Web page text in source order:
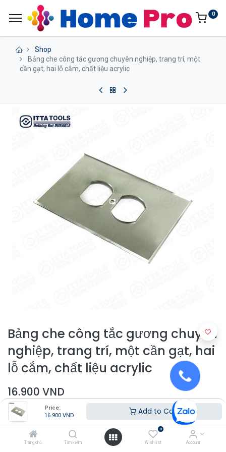
Price:
16.900 VND Add to Cart
Trang chủ Tìm kiếm
0
Wishlist Account
0
Shop
Bảng che công tắc gương chuyên nghiệp, trang trí, một
cần gạt, hai lỗ cắm, chất liệu acrylic
Bảng che công tắc gương chuyên
nghiệp, trang trí, một cần gạt, hai
lỗ cắm, chất liệu acrylic
16.900 VND